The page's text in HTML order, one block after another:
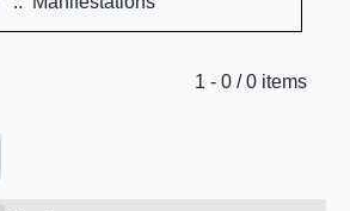
Limite de la pagination
1 - 0 / 0 items